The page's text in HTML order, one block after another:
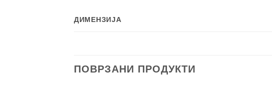
ДИМЕНЗИЈА
ПОВРЗАНИ ПРОДУКТИ